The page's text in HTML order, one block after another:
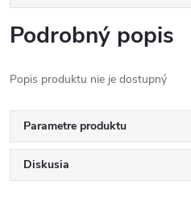
Podrobný popis
Popis produktu nie je dostupný
Parametre produktu
Diskusia